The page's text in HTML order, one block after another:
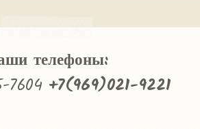
телефоны:
7604 +7(969)021-9221